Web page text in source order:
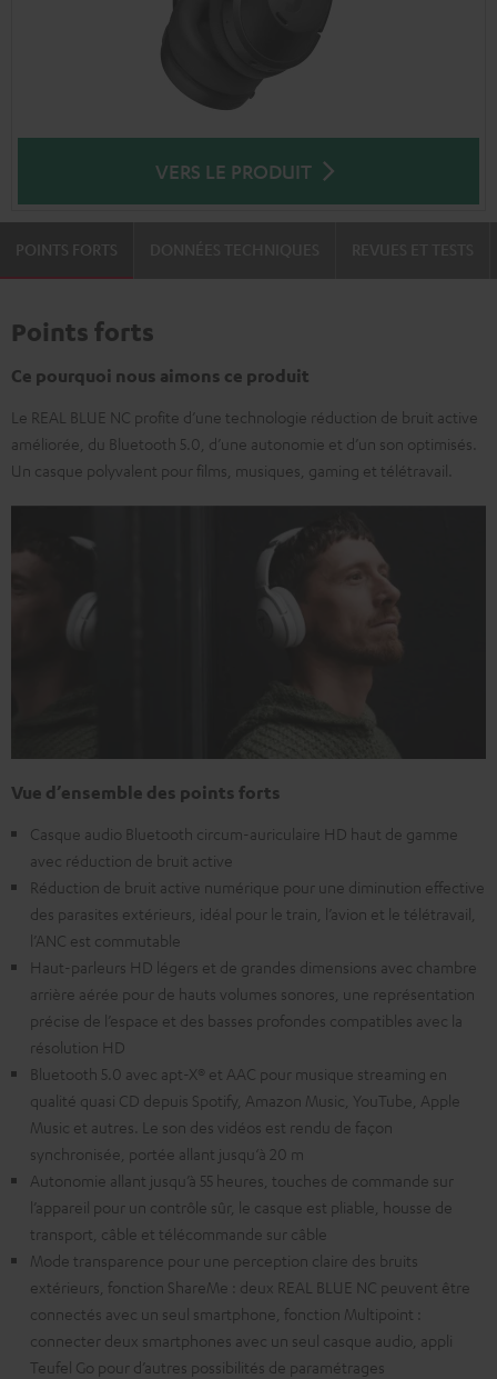
VERS LE PRODUIT
POINTS FORTS
Points forts
Ce pourquoi nous aimons ce produit
Le REAL BLUE NC profite d’une technologie réduction de bruit active
améliorée, du Bluetooth 5.0, d’une autonomie et d’un son optimisés.
Un casque polyvalent pour films, musiques, gaming et télétravail.
Vue d’ensemble des points forts
Casque audio Bluetooth circum-auriculaire HD haut de gamme
avec réduction de bruit active
Réduction de bruit active numérique pour une diminution effective
des parasites extérieurs, idéal pour le train, l’avion et le télétravail,
l’ANC est commutable
Haut-parleurs HD légers et de grandes dimensions avec chambre
arrière aérée pour de hauts volumes sonores, une représentation
précise de l’espace et des basses profondes compatibles avec la
résolution HD
Bluetooth 5.0 avec apt-X® et AAC pour musique streaming en
qualité quasi CD depuis Spotify, Amazon Music, YouTube, Apple
Music et autres. Le son des vidéos est rendu de façon
synchronisée, portée allant jusqu‘à 20 m
Autonomie allant jusqu’à 55 heures, touches de commande sur
l’appareil pour un contrôle sûr, le casque est pliable, housse de
transport, câble et télécommande sur câble
Mode transparence pour une perception claire des bruits
extérieurs, fonction ShareMe : deux REAL BLUE NC peuvent être
connectés avec un seul smartphone, fonction Multipoint :
connecter deux smartphones avec un seul casque audio, appli
Teufel Go pour d’autres possibilités de paramétrages